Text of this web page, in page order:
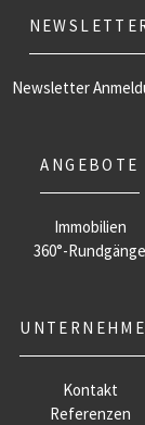
Newsletter
ANGEBOTE
Immobilien
360°-Rundgänge
Kontakt
Referenzen